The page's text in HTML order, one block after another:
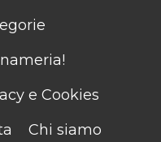
e Cookies
Chi siamo